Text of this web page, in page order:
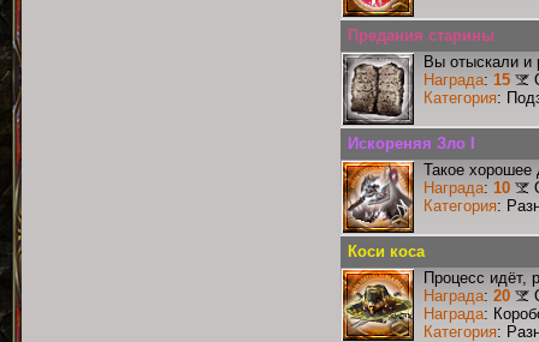
Предания старины
Вы отыскали
Награда: 15
Категория:
Искореняя Зло I
Такое хорошее
Награда: 10
Категория:
Коси коса
Процесс идёт,
Награда: 20
Награда:
Категория: